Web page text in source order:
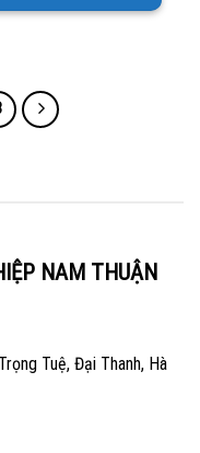
NAM THUẬN
Tuệ, Đại Thanh, Hà